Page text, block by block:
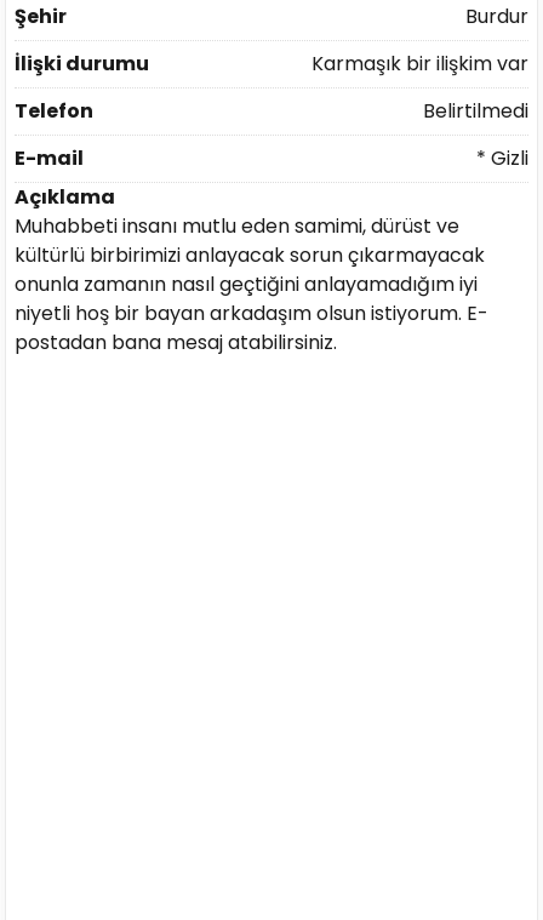
Şehir
Burdur
İlişki durumu
Karmaşık bir ilişkim var
Telefon
Belirtilmedi
E-mail
* Gizli
Açıklama
Muhabbeti insanı mutlu eden samimi, dürüst ve
kültürlü birbirimizi anlayacak sorun çıkarmayacak
onunla zamanın nasıl geçtiğini anlayamadığım iyi
niyetli hoş bir bayan arkadaşım olsun istiyorum. E-
postadan bana mesaj atabilirsiniz.